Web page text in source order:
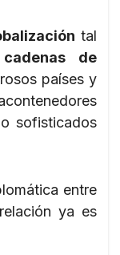
tal
cadenas de
países y
sofisticados
entre
ya es